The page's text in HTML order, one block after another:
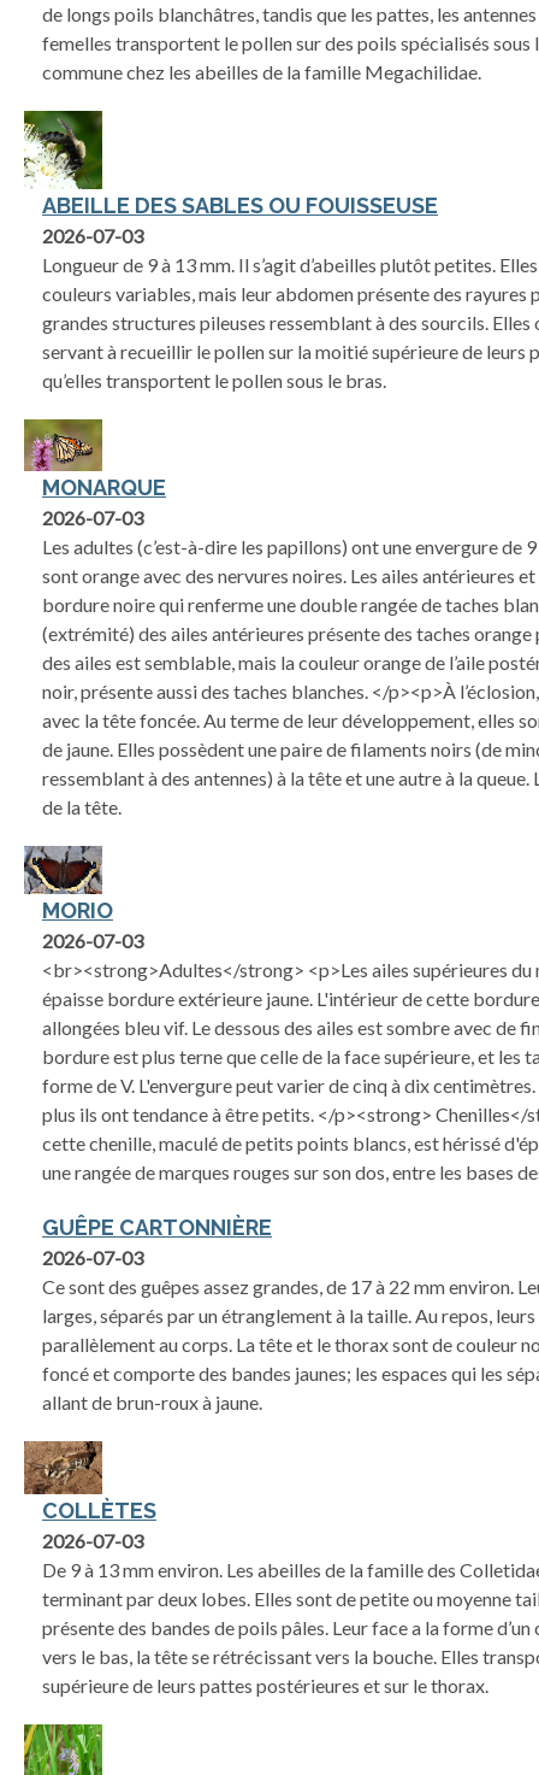
de longs poils blanchâtres, tandis que les pattes, les
femelles transportent le pollen sur des poils spécialisés sous
commune chez les abeilles de la famille Megachilidae.
ABEILLE DES SABLES OU FOUISSEUSE
2026-07-03
Longueur de 9 à 13 mm. Il s’agit d’abeilles plutôt petites.
couleurs variables, mais leur abdomen présente des rayures
grandes structures pileuses ressemblant à des sourcils.
servant à recueillir le pollen sur la moitié supérieure de
qu’elles transportent le pollen sous le bras.
MONARQUE
2026-07-03
Les adultes (c’est-à-dire les papillons) ont une envergure de
sont orange avec des nervures noires. Les ailes antérieures
bordure noire qui renferme une double rangée de taches
(extrémité) des ailes antérieures présente des taches orange
des ailes est semblable, mais la couleur orange de l’aile
noir, présente aussi des taches blanches. </p><p>À
avec la tête foncée. Au terme de leur développement, elles
de jaune. Elles possèdent une paire de filaments noirs (de
ressemblant à des antennes) à la tête et une autre à la
de la tête.
MORIO
2026-07-03
<br><strong>Adultes</strong> <p>Les ailes supérieures du
épaisse bordure extérieure jaune. L'intérieur de cette
allongées bleu vif. Le dessous des ailes est sombre avec de
bordure est plus terne que celle de la face supérieure, et les
forme de V. L'envergure peut varier de cinq à dix
plus ils ont tendance à être petits. </p><strong> Chenilles</
cette chenille, maculé de petits points blancs, est hérissé
une rangée de marques rouges sur son dos, entre les bases
GUÊPE CARTONNIÈRE
2026-07-03
Ce sont des guêpes assez grandes, de 17 à 22 mm environ.
larges, séparés par un étranglement à la taille. Au repos,
parallèlement au corps. La tête et le thorax sont de couleur
foncé et comporte des bandes jaunes; les espaces qui les
allant de brun-roux à jaune.
COLLÈTES
2026-07-03
De 9 à 13 mm environ. Les abeilles de la famille des
terminant par deux lobes. Elles sont de petite ou moyenne
présente des bandes de poils pâles. Leur face a la forme
vers le bas, la tête se rétrécissant vers la bouche. Elles
supérieure de leurs pattes postérieures et sur le thorax.